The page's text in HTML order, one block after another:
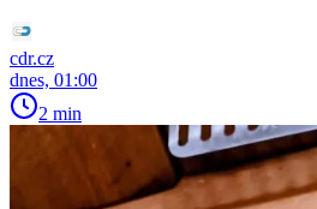
cdr.cz
dnes, 01:00
2 min